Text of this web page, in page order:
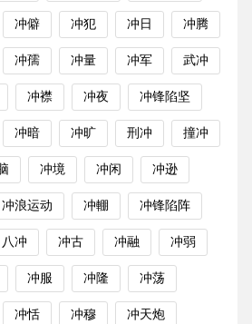
冲僻 冲犯 冲日 冲腾
冲孺 冲量 冲军 武冲
冲襟 冲夜 冲锋陷坚
冲暗 冲旷 刑冲 撞冲
冲境 冲闲 冲逊
冲浪运动 冲輣 冲锋陷阵
八冲 冲古 冲融 冲弱
冲服 冲隆 冲荡
冲恬 冲穆 冲天炮